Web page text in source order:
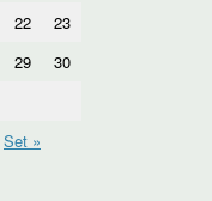
22
23
29
30
Set »